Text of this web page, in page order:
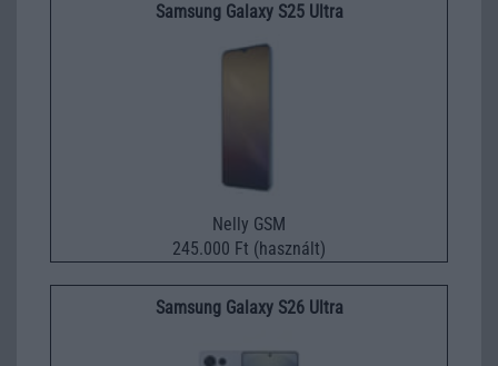
Samsung Galaxy S25 Ultra
Nelly GSM
245.000 Ft (használt)
Samsung Galaxy S26 Ultra